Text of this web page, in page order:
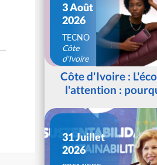
3 Août
2026
TECNO
Côte
d'Ivoire
Côte d'Ivoire :
l'attention :
31 Juillet
2026